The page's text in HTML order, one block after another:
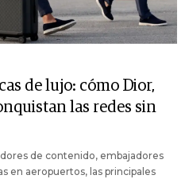
de lujo: cómo Dior,
las redes sin
de contenido, embajadores
en aeropuertos, las principales